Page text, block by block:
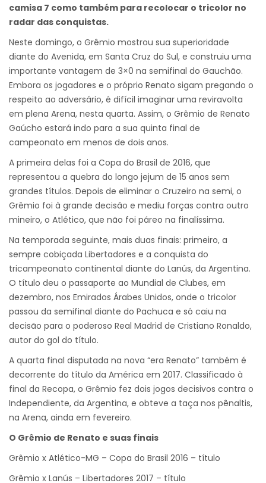
camisa 7 como também para recolocar o tricolor no
radar das conquistas.
Neste domingo, o Grêmio mostrou sua superioridade
diante do Avenida, em Santa Cruz do Sul, e construiu uma
importante vantagem de 3×0 na semifinal do Gauchão.
Embora os jogadores e o próprio Renato sigam pregando o
respeito ao adversário, é difícil imaginar uma reviravolta
em plena Arena, nesta quarta. Assim, o Grêmio de Renato
Gaúcho estará indo para a sua quinta final de
campeonato em menos de dois anos.
A primeira delas foi a Copa do Brasil de 2016, que
representou a quebra do longo jejum de 15 anos sem
grandes títulos. Depois de eliminar o Cruzeiro na semi, o
Grêmio foi à grande decisão e mediu forças contra outro
mineiro, o Atlético, que não foi páreo na finalíssima.
Na temporada seguinte, mais duas finais: primeiro, a
sempre cobiçada Libertadores e a conquista do
tricampeonato continental diante do Lanús, da Argentina.
O título deu o passaporte ao Mundial de Clubes, em
dezembro, nos Emirados Árabes Unidos, onde o tricolor
passou da semifinal diante do Pachuca e só caiu na
decisão para o poderoso Real Madrid de Cristiano Ronaldo,
autor do gol do título.
A quarta final disputada na nova “era Renato” também é
decorrente do título da América em 2017. Classificado à
final da Recopa, o Grêmio fez dois jogos decisivos contra o
Independiente, da Argentina, e obteve a taça nos pênaltis,
na Arena, ainda em fevereiro.
O Grêmio de Renato e suas finais
Grêmio x Atlético-MG – Copa do Brasil 2016 – título
Grêmio x Lanús – Libertadores 2017 – título